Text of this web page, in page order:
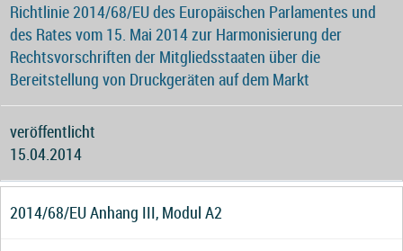
Richtlinie 2014/68/EU des Europäischen Parlamentes und
des Rates vom 15. Mai 2014 zur Harmonisierung der
Rechtsvorschriften der Mitgliedsstaaten über die
Bereitstellung von Druckgeräten auf dem Markt
veröffentlicht
15.04.2014
2014/68/EU Anhang III, Modul A2